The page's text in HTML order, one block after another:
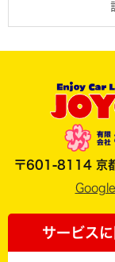
〒601-8114 京都
サービス